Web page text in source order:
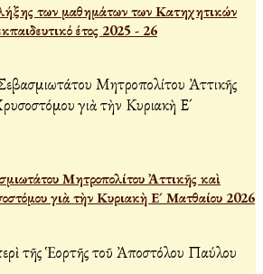
των μαθημάτων των Κατηχητικών
έτος 2025 - 26
Μητροπολίτου Ἀττικῆς καὶ
γιὰ τὴν Κυριακὴ Ε´ Ματθαίου 2026